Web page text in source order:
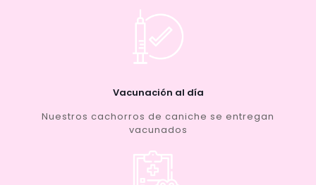
Vacunación al día
Nuestros cachorros de caniche se entregan
vacunados